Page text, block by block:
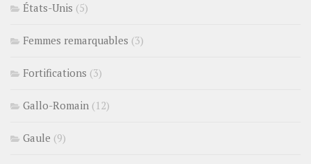
États-Unis (5)
Femmes remarquables (3)
Fortifications (3)
Gallo-Romain (12)
Gaule (9)